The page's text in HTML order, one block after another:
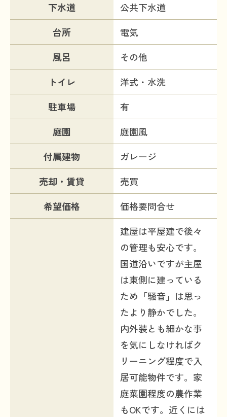
下水道
公共下水道
台所
電気
風呂
その他
トイレ
洋式・水洗
駐車場
有
庭園
庭園風
付属建物
ガレージ
売却・賃貸
売買
希望価格
価格要問合せ
建屋は平屋建で後々
の管理も安心です。
国道沿いですが主屋
は東側に建っている
ため「騒音」は思っ
たより静かでした。
内外装とも細かな事
を気にしなければク
リーニング程度で入
居可能物件です。家
庭菜園程度の農作業
もOKです。近くには